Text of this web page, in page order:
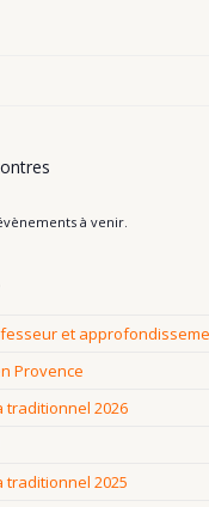
à venir.
et
Provence
traditionnel 2026
traditionnel 2025